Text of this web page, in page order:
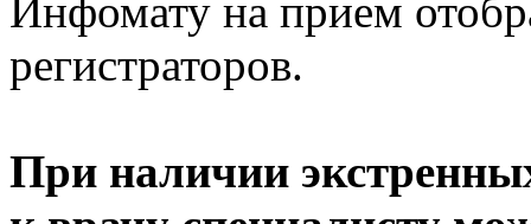
Инфомату на прием
регистраторов.
При наличии